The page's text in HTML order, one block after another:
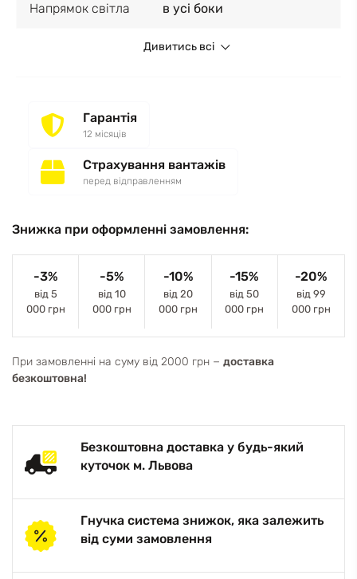
Напрямок світла в усі боки
Дивитись всі
Гарантія
12 місяців
Страхування вантажів
перед відправленням
Знижка при оформленні замовлення:
-3%
від 5
000 грн
-5%
від 10
000 грн
-10%
від 20
000 грн
-15%
від 50
000 грн
-20%
від 99
000 грн
При замовленні на суму від 2000 грн − доставка
безкоштовна!
Безкоштовна доставка у будь-який
куточок м. Львова
Гнучка система знижок, яка залежить
від суми замовлення